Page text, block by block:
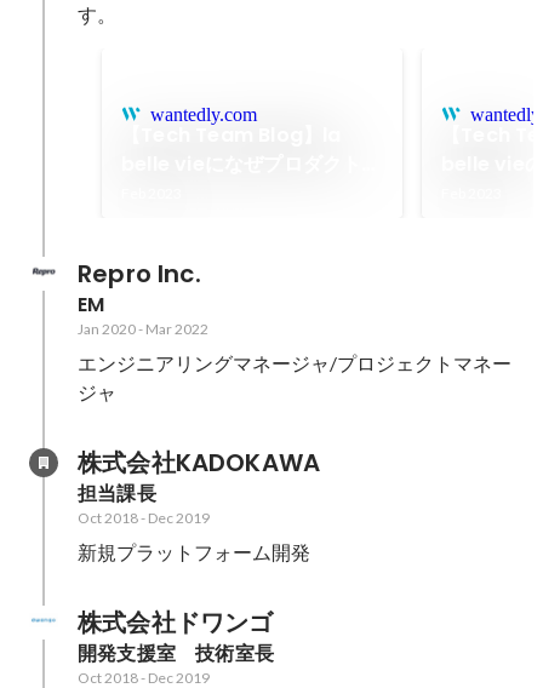
す。
wantedly.com
Repro Inc.
EM
Jan 2020- Mar 2022
エンジニアリングマネージャ/プロジェクトマネー
ジャ
株式会社KADOKAWA
担当課長
Oct 2018- Dec 2019
新規プラットフォーム開発
株式会社ドワンゴ
開発支援室　技術室長
Oct 2018- Dec 2019